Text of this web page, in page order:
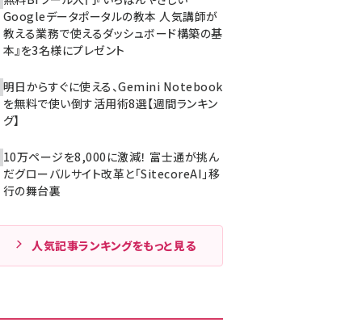
Googleデータポータルの教本 人気講師が
教える業務で使えるダッシュボード構築の基
本』を3名様にプレゼント
明日からすぐに使える、Gemini Notebook
を無料で使い倒す活用術8選【週間ランキン
グ】
10万ページを8,000に激減！ 富士通が挑ん
だグローバルサイト改革と「SitecoreAI」移
行の舞台裏
人気記事ランキングをもっと見る